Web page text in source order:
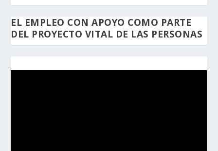
EL EMPLEO CON APOYO COMO PARTE
DEL PROYECTO VITAL DE LAS PERSONAS